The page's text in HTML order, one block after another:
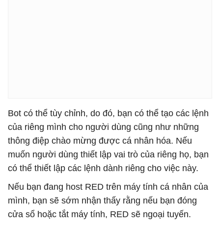
Bot có thể tùy chỉnh, do đó, bạn có thể tạo các lệnh
của riêng mình cho người dùng cũng như những
thông điệp chào mừng được cá nhân hóa. Nếu
muốn người dùng thiết lập vai trò của riêng họ, bạn
có thể thiết lập các lệnh dành riêng cho việc này.
Nếu bạn đang host RED trên máy tính cá nhân của
mình, bạn sẽ sớm nhận thấy rằng nếu bạn đóng
cửa sổ hoặc tắt máy tính, RED sẽ ngoại tuyến.